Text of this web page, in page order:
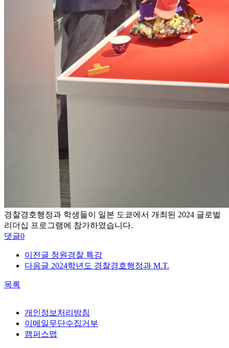
경찰경호행정과 학생들이 일본 도쿄에서 개최된 2024 글로벌
리더십 프로그램에 참가하였습니다.
댓글0
이전글 청원경찰 특강
다음글 2024학년도 경찰경호행정과 M.T.
목록
개인정보처리방침
이메일무단수집거부
캠퍼스맵